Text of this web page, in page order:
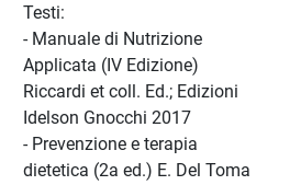
Testi:
- Manuale di Nutrizione
Applicata (IV Edizione)
Riccardi et coll. Ed.; Edizioni
Idelson Gnocchi 2017
- Prevenzione e terapia
dietetica (2a ed.) E. Del Toma